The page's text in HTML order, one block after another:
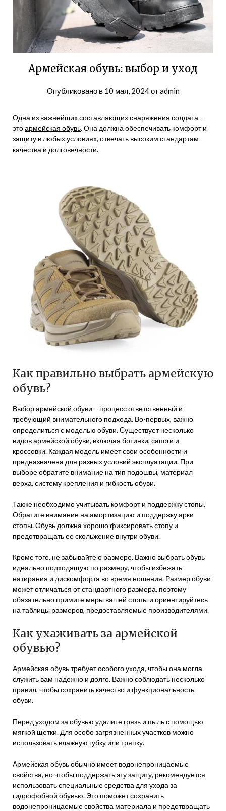
Армейская обувь: выбор и уход
Опубликовано в 10 мая, 2024отadmin
Одна из важнейших составляющих снаряжения солдата —
этоармейская обувь. Она должна обеспечивать комфорт и
защиту в любых условиях, отвечать высоким стандартам
качества и долговечности.
Как правильно выбрать армейскую
обувь?
Выбор армейской обуви – процесс ответственный и
требующий внимательного подхода. Во-первых, важно
определиться с моделью обуви. Существует несколько
видов армейской обуви, включая ботинки, сапоги и
кроссовки. Каждая модель имеет свои особенности и
предназначена для разных условий эксплуатации. При
выборе обратите внимание на тип подошвы, материал
верха, систему крепления и гибкость обуви.
Также необходимо учитывать комфорт и поддержку стопы.
Обратите внимание на амортизацию и поддержку арки
стопы. Обувь должна хорошо фиксировать стопу и
предотвращать ее скольжение внутри обуви.
Кроме того, не забывайте о размере. Важно выбрать обувь
идеально подходящую по размеру, чтобы избежать
натирания и дискомфорта во время ношения. Размер обуви
может отличаться от стандартного размера, поэтому
обязательно примите меры вашей стопы и ориентируйтесь
на таблицы размеров, предоставляемые производителями.
Как ухаживать за армейской
обувью?
Армейская обувь требует особого ухода, чтобы она могла
служить вам надежно и долго. Важно соблюдать несколько
правил, чтобы сохранить качество и функциональность
обуви.
Перед уходом за обувью удалите грязь и пыль с помощью
мягкой щетки. Для особо загрязненных участков можно
использовать влажную губку или тряпку.
Армейская обувь обычно имеет водонепроницаемые
свойства, но чтобы поддержать эту защиту, рекомендуется
использовать специальные средства для ухода за
гидрофобной обувью. Это поможет сохранить
водонепроницаемые свойства материала и предотвращать